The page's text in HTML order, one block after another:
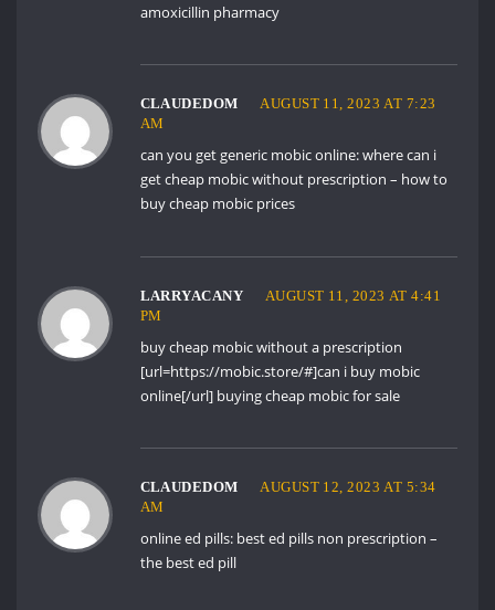
amoxicillin pharmacy
CLAUDEDOM
AUGUST 11, 2023 AT 7:23
AM
can you get generic mobic online:where can i
get cheap mobic without prescription – how to
buy cheap mobic prices
LARRYACANY
AUGUST 11, 2023 AT 4:41
PM
buy cheap mobic without a prescription
[url=https://mobic.store/#]can i buy mobic
online[/url] buying cheap mobic for sale
CLAUDEDOM
AUGUST 12, 2023 AT 5:34
AM
online ed pills: best ed pills non prescription –
the best ed pill